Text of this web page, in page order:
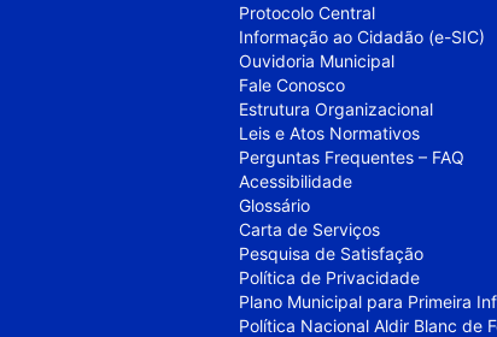
Protocolo Central
Informação ao Cidadão (e-SIC)
Ouvidoria Municipal
Fale Conosco
Estrutura Organizacional
Leis e Atos Normativos
Perguntas Frequentes – FAQ
Acessibilidade
Glossário
Carta de Serviços
Pesquisa de Satisfação
Política de Privacidade
Plano Municipal para Primeira
Política Nacional Aldir Blanc de